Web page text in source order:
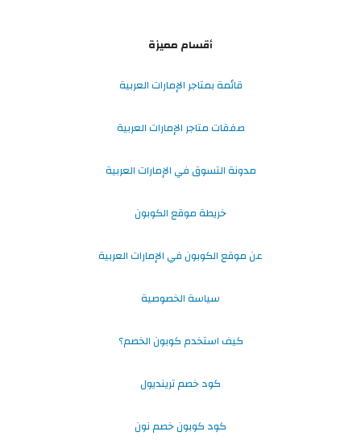
أقسام مميزة
قائمة بمتاجر الإمارات العربية
صفقات متاجر الإمارات العربية
مدونة التسوق في الإمارات العربية
خريطة موقع الكوبون
عن موقع الكوبون في الإمارات العربية
سياسة الخصوصية
كيف استخدم كوبون الخصم؟
كود خصم ترينديول
كود كوبون خصم نون